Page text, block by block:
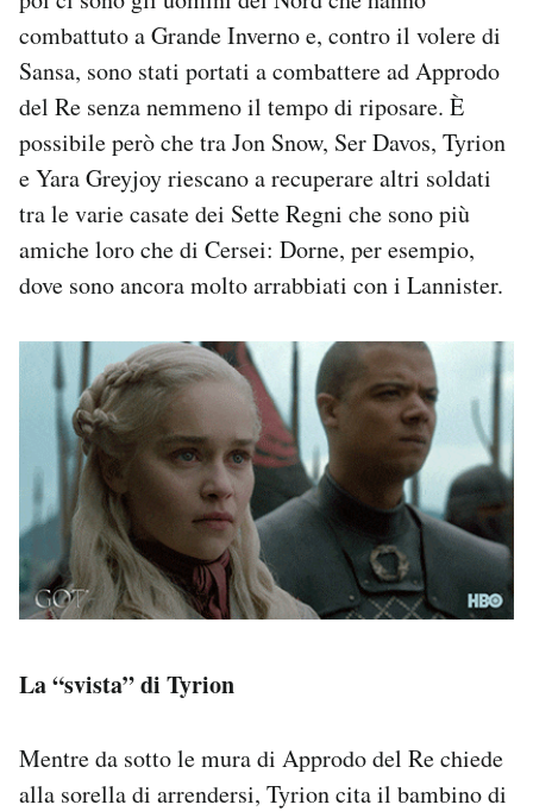
combattuto a Grande Inverno e, contro il volere di
Sansa, sono stati portati a combattere ad Approdo
del Re senza nemmeno il tempo di riposare. È
possibile però che tra Jon Snow, Ser Davos, Tyrion
e Yara Greyjoy riescano a recuperare altri soldati
tra le varie casate dei Sette Regni che sono più
amiche loro che di Cersei: Dorne, per esempio,
dove sono ancora molto arrabbiati con i Lannister.
La “svista” di Tyrion
Mentre da sotto le mura di Approdo del Re chiede
alla sorella di arrendersi, Tyrion cita il bambino di